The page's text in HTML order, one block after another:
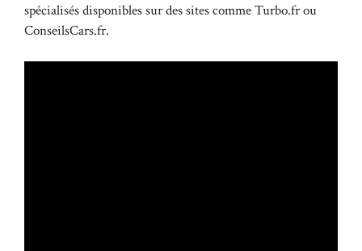
spécialisés disponibles sur des sites commeTurbo.frou
ConseilsCars.fr.